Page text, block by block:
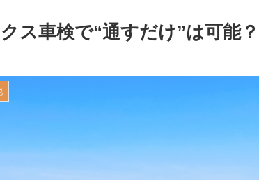
ス車検で“通すだけ”は可能